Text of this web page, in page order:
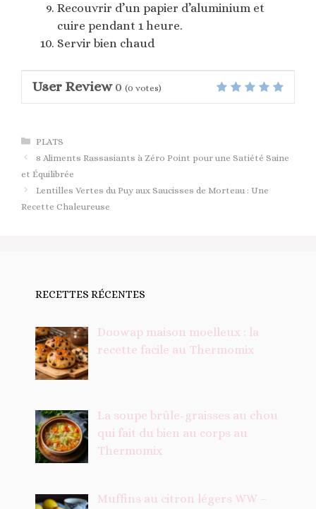
Recouvrir d’un papier d’aluminium et
cuire pendant 1 heure.
Servir bien chaud
User Review 0 (0 votes)
Catégories
PLATS
8 Aliments Rassasiants à Zéro Point pour une Satiété Saine
et Équilibrée
Lentilles Vertes du Puy aux Saucisses de Morteau : Une
Recette Chaleureuse
RECETTES RÉCENTES
Doowap maison moelleux : la
recette facile au Thermomix
La soupe brûle-graisses au chou
qui fait du bien au corps au
Thermomix
Muffins au citron légers WW –